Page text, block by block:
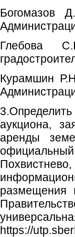
Богомазов
Глебова
Курамшин
аукциона,
аренды
размещения
https://